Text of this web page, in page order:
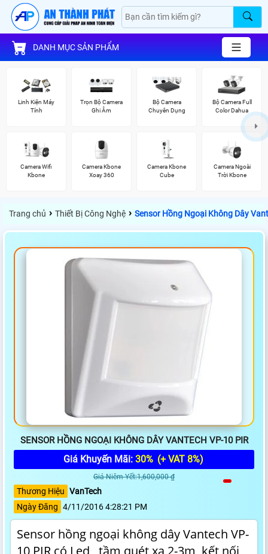
DANH MỤC SẢN PHẨM
Linh Kiện Máy
Tính
Trọn Bộ Camera
Ghi Âm
Bộ Camera
Chuyên Dụng
Bộ Camera Full
Color Dahua
Camera Wifi
Kbone
Camera Kbone
Xoay 360
Camera Kbone
Cube
Camera Ngoài
Trời Kbone
Trang chủ › Thiết Bị Công Nghệ › Sensor Hồng Ngoại Không Dây
SENSOR HỒNG NGOẠI KHÔNG DÂY VANTECH VP-10 PIR
Giá Khuyến Mãi: 30% (+ VAT 8%)
Giá Niêm Yết:1,600,000 ₫
Thương Hiệu VanTech
Ngày Đăng 4/11/2016 4:28:21 PM
Sensor hồng ngoại không dây Vantech VP-
10 PIR có Led , tầm quét xa 2-3m, kết nối